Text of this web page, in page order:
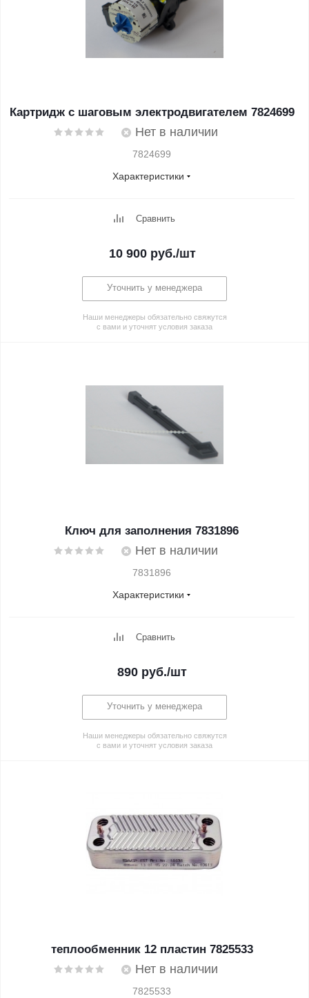
Картридж с шаговым электродвигателем 7824699
Нет в наличии
7824699
Характеристики
Сравнить
10 900руб./шт
Уточнить у менеджера
Наши менеджеры обязательно свяжутся
с вами и уточнят условия заказа
Ключ для заполнения 7831896
Нет в наличии
7831896
Характеристики
Сравнить
890 руб./шт
Уточнить у менеджера
Наши менеджеры обязательно свяжутся
с вами и уточнят условия заказа
теплообменник 12 пластин 7825533
Нет в наличии
7825533